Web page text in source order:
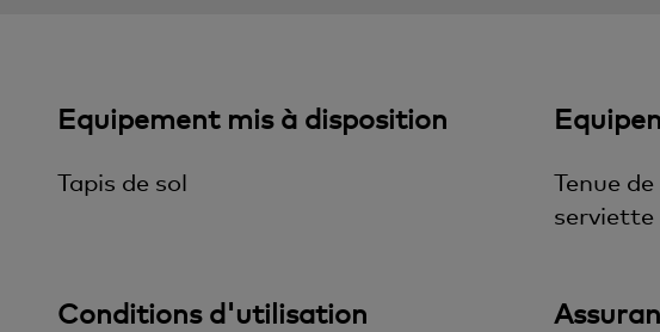
Equipement mis à disposition
Tapis de sol
Tenue
serviette
Conditions d'utilisation